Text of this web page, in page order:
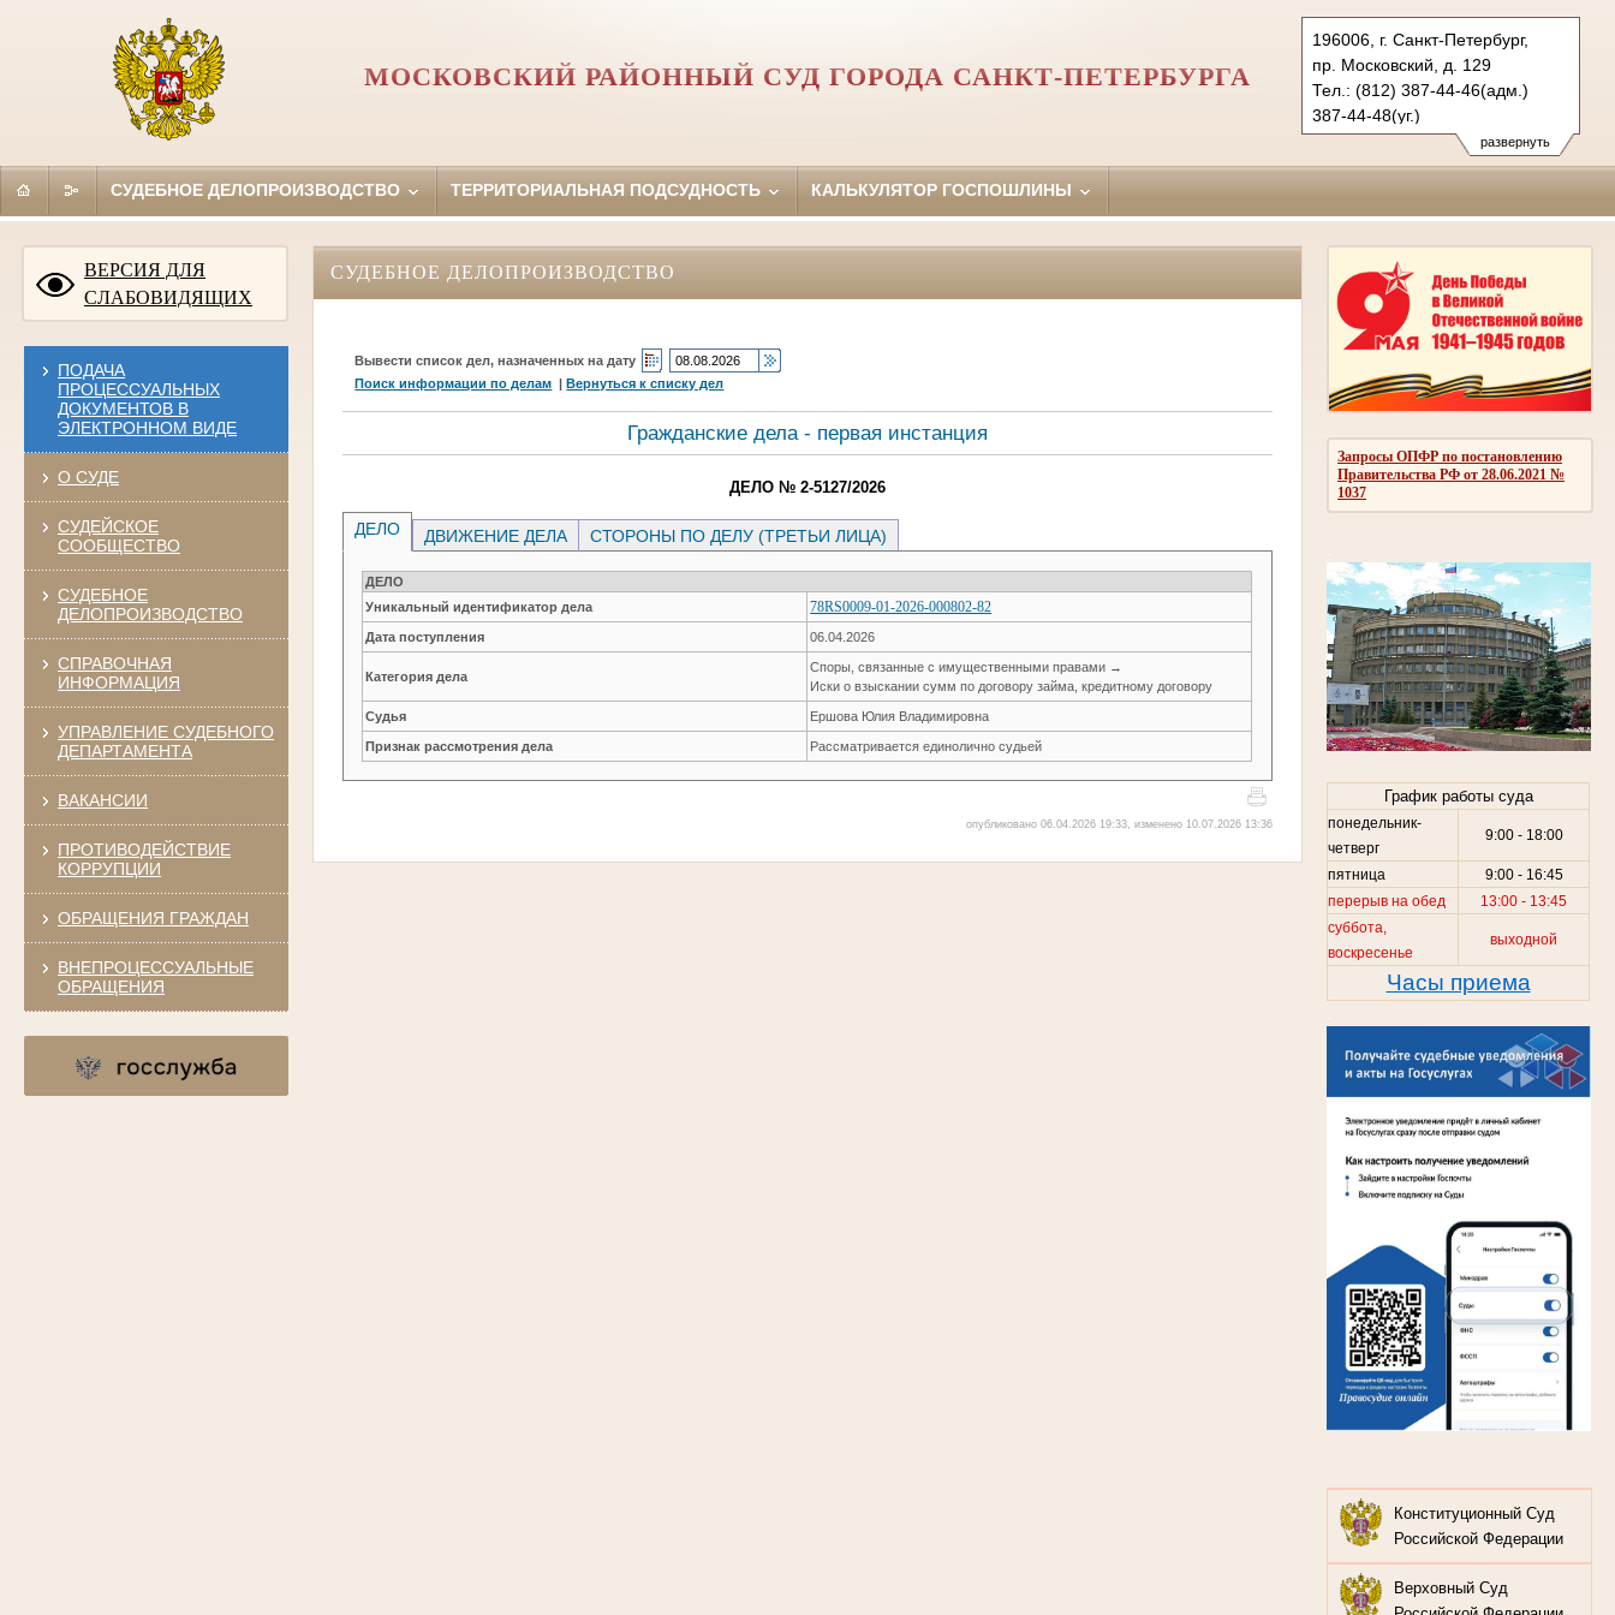
развернуть
196006, г. Санкт-Петербург,
пр. Московский, д. 129
Тел.: (812) 387-44-46(адм.)
387-44-48(уг.)
388-70-39(гр)
msk.spb@sudrf.ru
МОСКОВСКИЙ РАЙОННЫЙ СУД ГОРОДА САНКТ-ПЕТЕРБУРГА
СУДЕБНОЕ ДЕЛОПРОИЗВОДСТВО ТЕРРИТОРИАЛЬНАЯ ПОДСУДНОСТЬ КАЛЬКУЛЯТОР ГОСПОШЛИНЫ
ВЕРСИЯ ДЛЯ
СЛАБОВИДЯЩИХ
ПОДАЧА
ПРОЦЕССУАЛЬНЫХ
ДОКУМЕНТОВ В
ЭЛЕКТРОННОМ ВИДЕ
О СУДЕ
СУДЕЙСКОЕ
СООБЩЕСТВО
СУДЕБНОЕ
ДЕЛОПРОИЗВОДСТВО
СПРАВОЧНАЯ
ИНФОРМАЦИЯ
УПРАВЛЕНИЕ СУДЕБНОГО
ДЕПАРТАМЕНТА
ВАКАНСИИ
ПРОТИВОДЕЙСТВИЕ
КОРРУПЦИИ
ОБРАЩЕНИЯ ГРАЖДАН
ВНЕПРОЦЕССУАЛЬНЫЕ
ОБРАЩЕНИЯ
Запросы ОПФР по постановлению
Правительства РФ от 28.06.2021 №
1037
График работы суда
понедельник-
четверг
9:00 - 18:00
пятница
9:00 - 16:45
перерыв на обед
13:00 - 13:45
суббота,
воскресенье
выходной
Часы приема
Конституционный Суд
Российской Федерации
Верховный Суд
СУДЕБНОЕ ДЕЛОПРОИЗВОДСТВО
Вывести список дел, назначенных на дату
Поиск информации по делам |Вернуться к списку дел
Гражданские дела - первая инстанция
ДЕЛО № 2-5127/2026
ДЕЛО ДВИЖЕНИЕ ДЕЛА СТОРОНЫ ПО ДЕЛУ (ТРЕТЬИ ЛИЦА)
ДЕЛО
Уникальный идентификатор дела
78RS0009-01-2026-000802-82
Дата поступления 06.04.2026
Категория дела
Споры, связанные с имущественными правами →
Иски о взыскании сумм по договору займа, кредитному договору
Судья Ершова Юлия Владимировна
Признак рассмотрения дела Рассматривается единолично судьей
опубликовано 06.04.2026 19:33, изменено 10.07.2026 13:36